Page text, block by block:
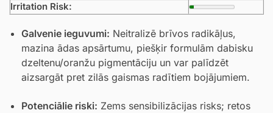
Irritation Risk:
Galvenie ieguvumi: Neitralizē brīvos radikāļus,
mazina ādas apsārtumu, piešķir formulām dabisku
dzeltenu/oranžu pigmentāciju un var palīdzēt
aizsargāt pret zilās gaismas radītiem bojājumiem.
Potenciālie riski: Zems sensibilizācijas risks; retos